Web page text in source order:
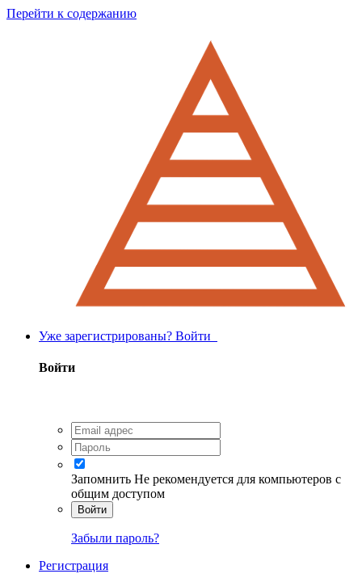
Перейти к содержанию
Уже зарегистрированы? Войти
Войти
Запомнить Не рекомендуется для компьютеров с
общим доступом
Войти
Забыли пароль?
Регистрация